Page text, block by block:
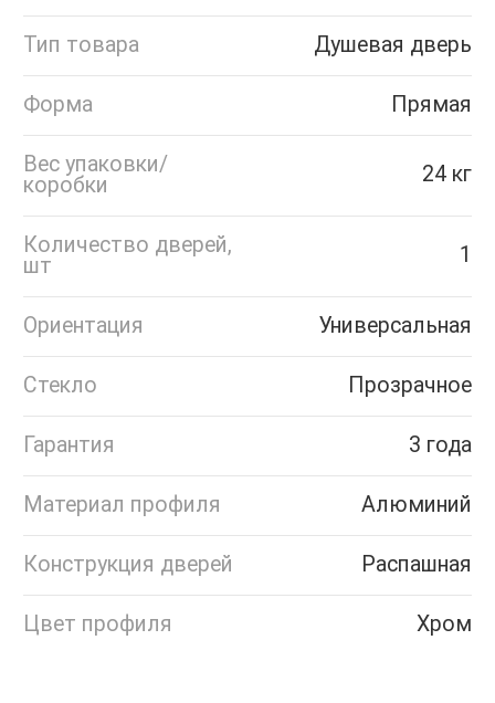
Тип товара Душевая дверь
Форма Прямая
Вес упаковки/
коробки
24 кг
Количество дверей,
шт
1
Ориентация Универсальная
Стекло Прозрачное
Гарантия 3 года
Материал профиля Алюминий
Конструкция дверей Распашная
Цвет профиля Хром